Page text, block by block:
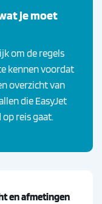
je moet
om de regels
kennen voordat
overzicht van
die EasyJet
reis gaat.
en afmetingen